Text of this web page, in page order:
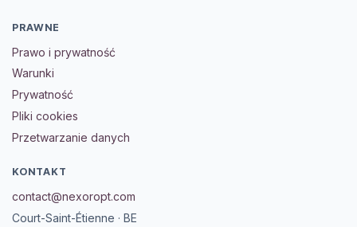
PRAWNE
Prawo i prywatność
Warunki
Prywatność
Pliki cookies
Przetwarzanie danych
KONTAKT
contact@nexoropt.com
Court-Saint-Étienne · BE